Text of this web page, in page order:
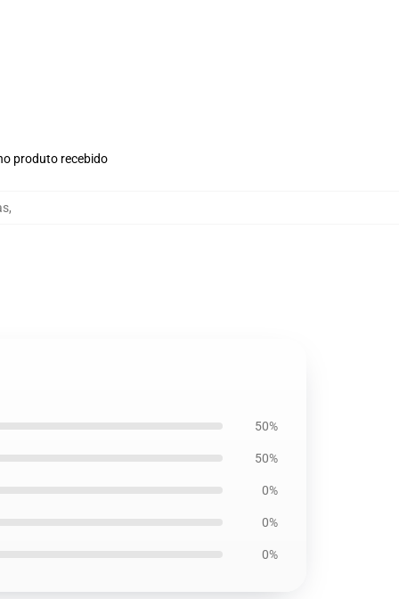
produto recebido
,
50%
50%
0%
0%
0%